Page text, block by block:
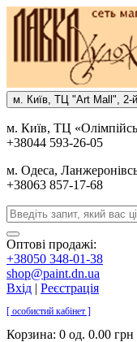
м. Киïв, ТЦ "Art Mall", 2-
м. Киïв, ТЦ
+38044 593-26-05
м. Одеса,
+38063 857-17-68
Оптові продажі:
+38050 348-01-38
shop@paint.dn.ua
Вхід | Реєстрація
[ особистий кабінет ]
Корзина: 0 од. 0.00 грн